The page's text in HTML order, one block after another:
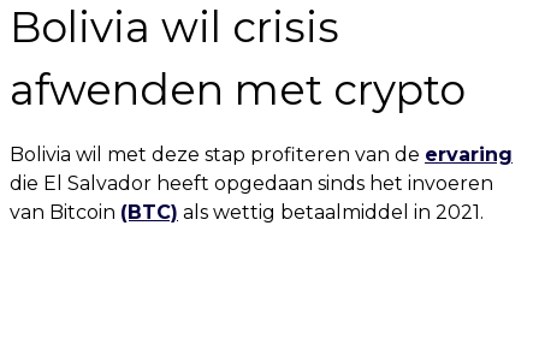
Bolivia wil crisis
afwenden met crypto
Bolivia wil met deze stap profiteren van de ervaring
die El Salvador heeft opgedaan sinds het invoeren
van Bitcoin (BTC) als wettig betaalmiddel in 2021.